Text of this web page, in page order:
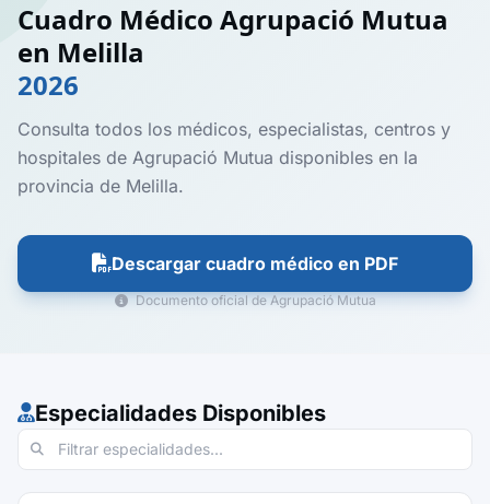
Cuadro Médico Agrupació Mutua
en Melilla
2026
Consulta todos los médicos, especialistas, centros y
hospitales de Agrupació Mutua disponibles en la
provincia de Melilla.
Descargar cuadro médico en PDF
Documento oficial de Agrupació Mutua
Especialidades Disponibles